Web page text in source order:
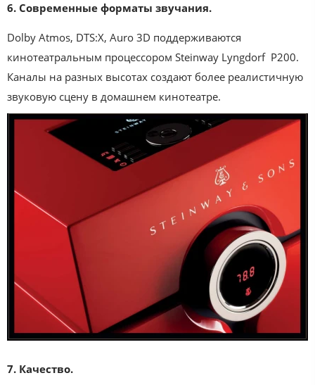
6. Современные форматы звучания.
Dolby Atmos, DTS:X, Auro 3D поддерживаются
кинотеатральным процессором Steinway Lyngdorf P200.
Каналы на разных высотах создают более реалистичную
звуковую сцену в домашнем кинотеатре.
7. Качество.